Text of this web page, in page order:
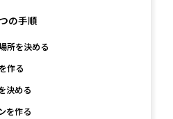
の手順
所を決める
作る
決める
を作る